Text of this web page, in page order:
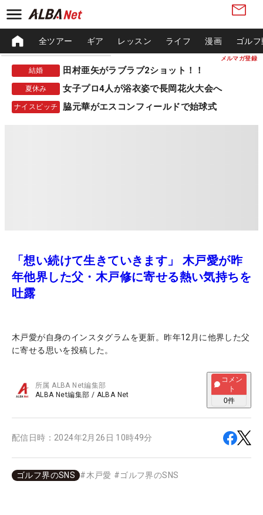
メルマガ登録
全ツアー ギア レッスン ライフ 漫画 ゴル
結婚 田村亜矢がラブラブ2ショット！！
夏休み 女子プロ4人が浴衣姿で長岡花火大会へ
ナイスピッチ 脇元華がエスコンフィールドで始球式
「想い続けて生きていきます」 木戸愛が昨
年他界した父・木戸修に寄せる熱い気持ちを
吐露
木戸愛が自身のインスタグラムを更新。昨年12月に他界した父
に寄せる思いを投稿した。
所属ALBA Net編集部
ALBA Net編集部 / ALBA Net
コメン
ト
0件
配信日時： 2024年2月26日 10時49分
ゴルフ界のSNS #木戸愛 #ゴルフ界のSNS